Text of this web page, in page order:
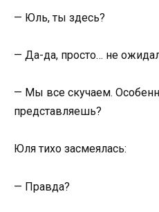
— Юль, ты здесь?
— Да-да, просто… не
— Мы все скучаем.
представляешь?
Юля тихо засмеялась:
— Правда?